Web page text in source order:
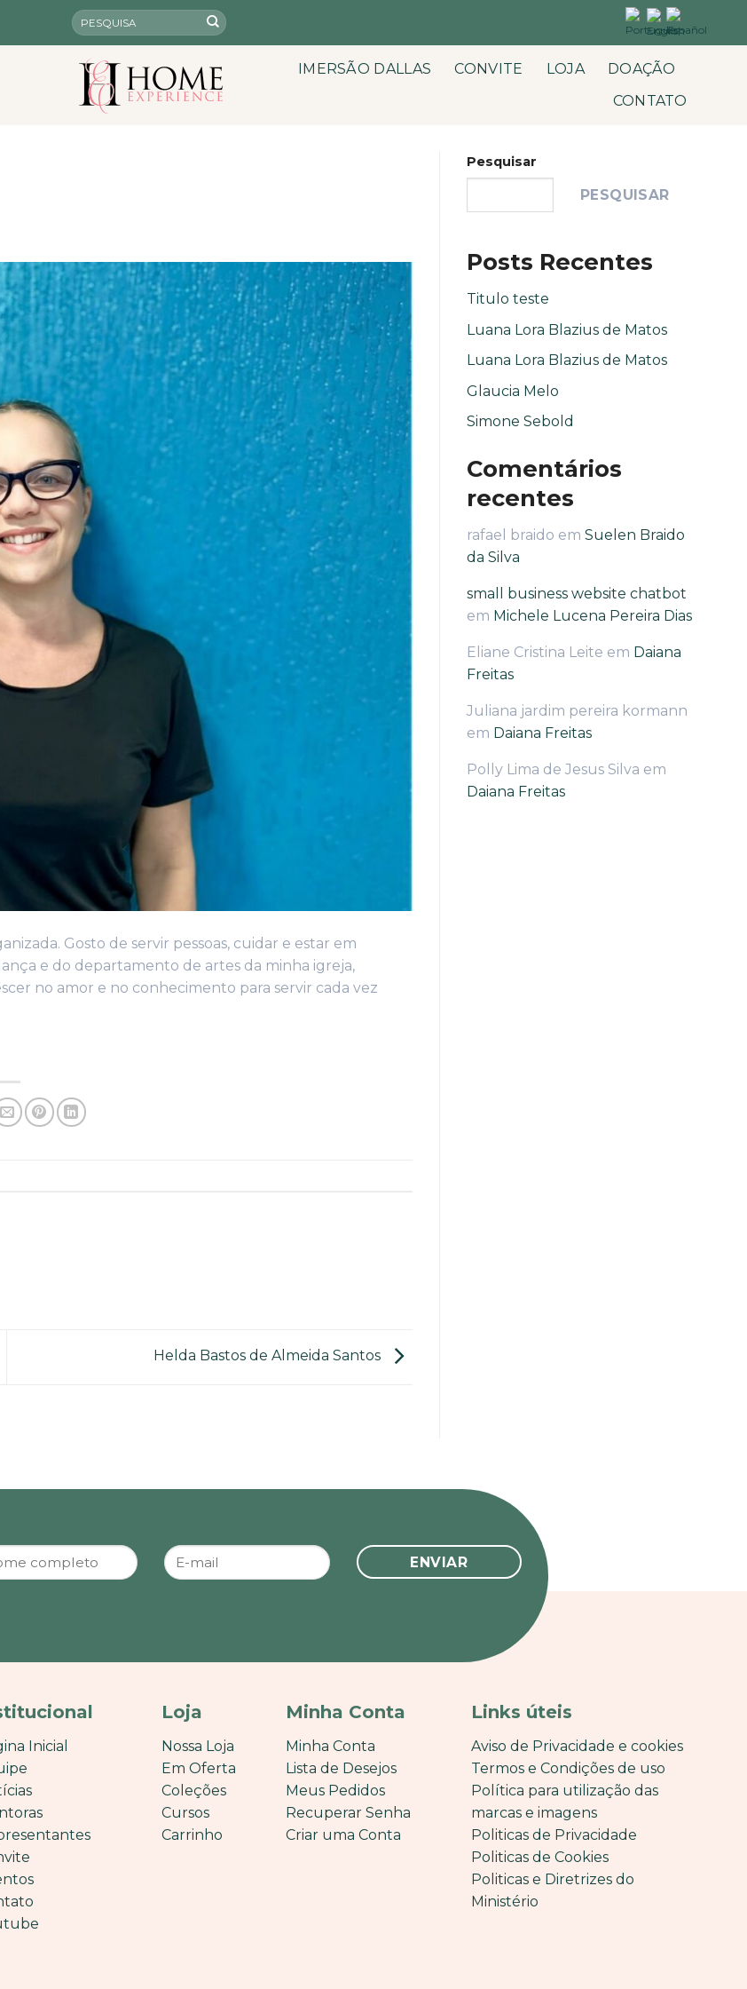
IMERSÃO DALLAS CONVITE LOJA
DOAÇÃO
CONTATO
Gosto de servir pessoas, cuidar e estar em
e do departamento de artes da minha igreja,
no amor e no conhecimento para servir cada vez
Helda Bastos de Almeida Santos
Pesquisar
PESQUISAR
Posts Recentes
Titulo teste
Luana Lora Blazius de Matos
Luana Lora Blazius de Matos
Glaucia Melo
Simone Sebold
Comentários
recentes
rafael braido em Suelen Braido
da Silva
small business website chatbot
em Michele Lucena Pereira Dias
Eliane Cristina Leite em Daiana
Freitas
Juliana jardim pereira kormann
em Daiana Freitas
Polly Lima de Jesus Silva em
Daiana Freitas
Inicial
Loja
Nossa Loja
Em Oferta
Coleções
Cursos
Carrinho
Minha Conta
Minha Conta
Lista de Desejos
Meus Pedidos
Recuperar Senha
Criar uma Conta
Links úteis
Aviso de Privacidade e cookies
Termos e Condições de uso
Política para utilização das
marcas e imagens
Politicas de Privacidade
Politicas de Cookies
Politicas e Diretrizes do
Ministério